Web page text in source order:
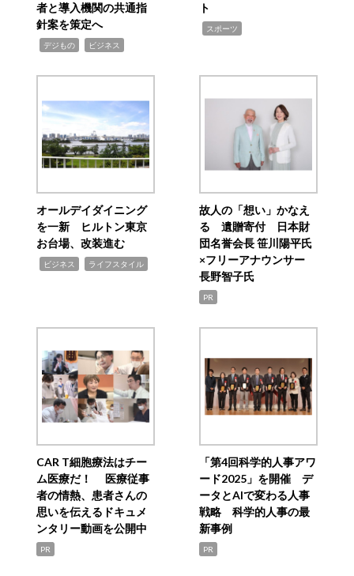
者と導入機関の共通指
針案を策定へ
デジもの ビジネス
ト
スポーツ
オールデイダイニング
を一新 ヒルトン東京
お台場、改装進む
ビジネス ライフスタイル
故人の「想い」かなえ
る 遺贈寄付 日本財
団名誉会長 笹川陽平氏
×フリーアナウンサー
長野智子氏
PR
CAR T細胞療法はチー
ム医療だ！ 医療従事
者の情熱、患者さんの
思いを伝えるドキュメ
ンタリー動画を公開中
PR
「第4回科学的人事アワ
ード2025」を開催 デ
ータとAIで変わる人事
戦略 科学的人事の最
新事例
PR